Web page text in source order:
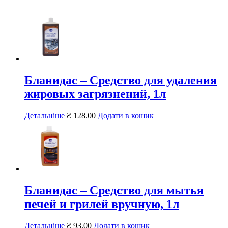
Бланидас – Средство для удаления
жировых загрязнений, 1л
Детальніше ₴ 128.00 Додати в кошик
Бланидас – Средство для мытья
печей и грилей вручную, 1л
Детальніше ₴ 93.00 Додати в кошик